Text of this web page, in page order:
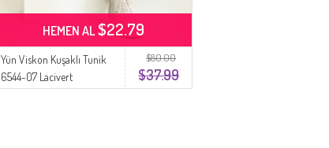
$80.00
$37.99
Yün Viskon Kuşaklı Tunik
6544-07 Lacivert
HEMEN AL$22.79